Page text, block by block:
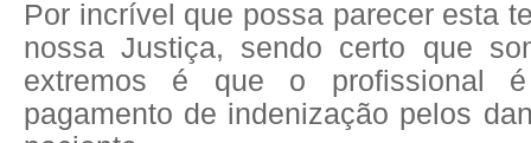
Por incrível que possa parecer esta
nossa Justiça, sendo certo que
extremos é que o profissional
pagamento de indenização pelos